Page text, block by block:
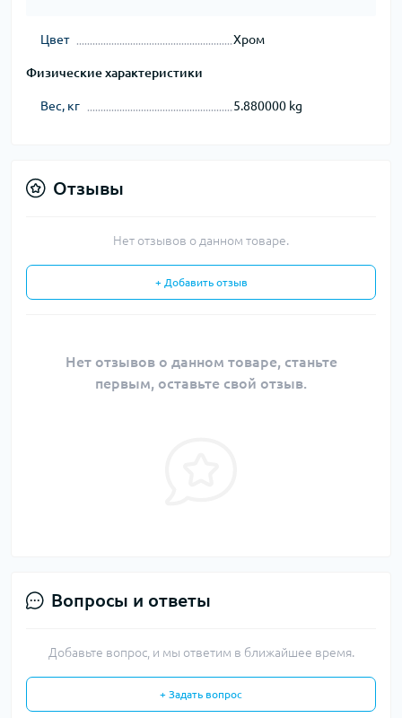
Цвет Хром
Физические характеристики
Вес, кг 5.880000 kg
Отзывы
Нет отзывов о данном товаре.
+ Добавить отзыв
Нет отзывов о данном товаре, станьте
первым, оставьте свой отзыв.
Вопросы и ответы
Добавьте вопрос, и мы ответим в ближайшее время.
+ Задать вопрос